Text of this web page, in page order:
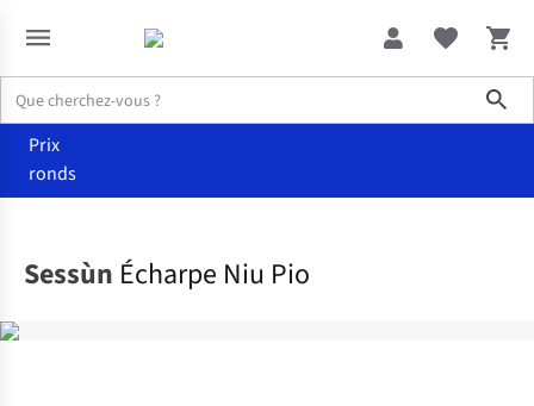
Prix
ronds
Sessùn Écharpe Niu Pio